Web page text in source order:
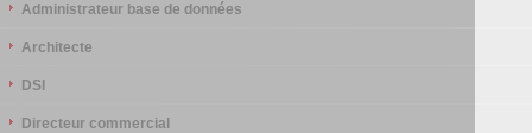
Administrateur base de données
Architecte
DSI
Directeur commercial